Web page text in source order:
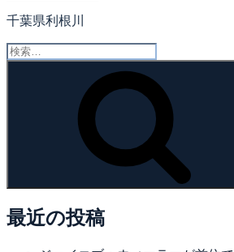
千葉県利根川
検
最近の投稿